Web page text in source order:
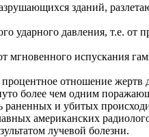
зданий,
ударного давления, т.е. от
мгновенного испускания
отношение жертв
более чем одним
раненных и убитых
американских
лучевой болезни.